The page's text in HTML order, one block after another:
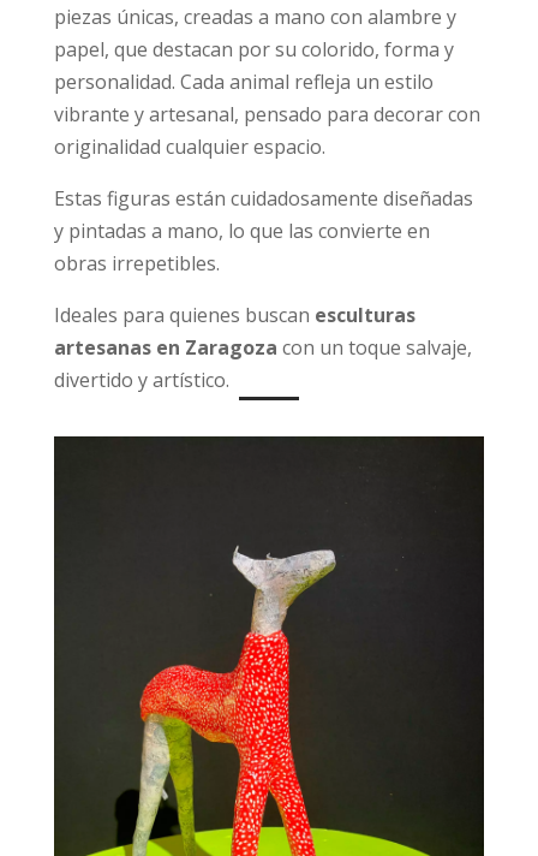
piezas únicas, creadas a mano con alambre y
papel, que destacan por su colorido, forma y
personalidad. Cada animal refleja un estilo
vibrante y artesanal, pensado para decorar con
originalidad cualquier espacio.
Estas figuras están cuidadosamente diseñadas
y pintadas a mano, lo que las convierte en
obras irrepetibles.
Ideales para quienes buscan esculturas
artesanas en Zaragoza con un toque salvaje,
divertido y artístico.